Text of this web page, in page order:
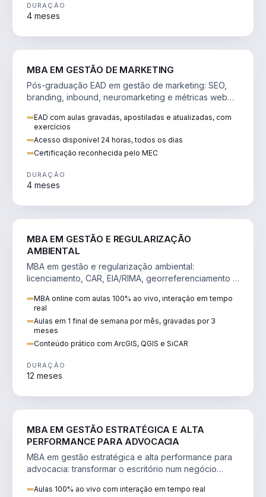
DURAÇÃO
4 meses
MBA EM GESTÃO DE MARKETING
Pós-graduação EAD em gestão de marketing: SEO,
branding, inbound, neuromarketing e métricas web
EAD com aulas gravadas, apostiladas e atualizadas, com
exercícios
Acesso disponível 24 horas, todos os dias
Certificação reconhecida pelo MEC
DURAÇÃO
4 meses
MBA EM GESTÃO E REGULARIZAÇÃO
AMBIENTAL
MBA em gestão e regularização ambiental:
licenciamento, CAR, EIA/RIMA, georreferenciamento e
MBA online com aulas 100% ao vivo, interação em tempo
real
Aulas em 1 final de semana por mês, gravadas por 3
meses
Conteúdo prático com ArcGIS, QGIS e SiCAR
DURAÇÃO
12 meses
MBA EM GESTÃO ESTRATÉGICA E ALTA
PERFORMANCE PARA ADVOCACIA
MBA em gestão estratégica e alta performance para
advocacia: transformar o escritório num negócio
Aulas 100% ao vivo com interação em tempo real